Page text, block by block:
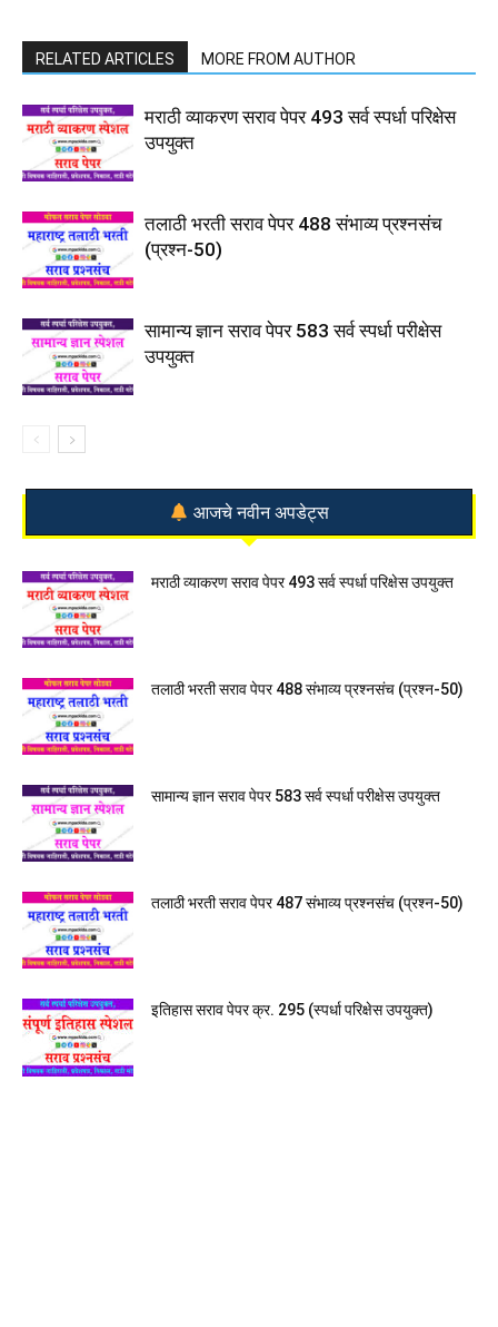
RELATED ARTICLES MORE FROM AUTHOR
मराठी व्याकरण सराव पेपर 493 सर्व स्पर्धा परिक्षेस
उपयुक्त
तलाठी भरती सराव पेपर 488 संभाव्य प्रश्नसंच
(प्रश्न-50)
सामान्य ज्ञान सराव पेपर 583 सर्व स्पर्धा परीक्षेस
उपयुक्त
आजचे नवीन अपडेट्स
मराठी व्याकरण सराव पेपर 493 सर्व स्पर्धा परिक्षेस उपयुक्त
तलाठी भरती सराव पेपर 488 संभाव्य प्रश्नसंच (प्रश्न-50)
सामान्य ज्ञान सराव पेपर 583 सर्व स्पर्धा परीक्षेस उपयुक्त
तलाठी भरती सराव पेपर 487 संभाव्य प्रश्नसंच (प्रश्न-50)
इतिहास सराव पेपर क्र. 295 (स्पर्धा परिक्षेस उपयुक्त)